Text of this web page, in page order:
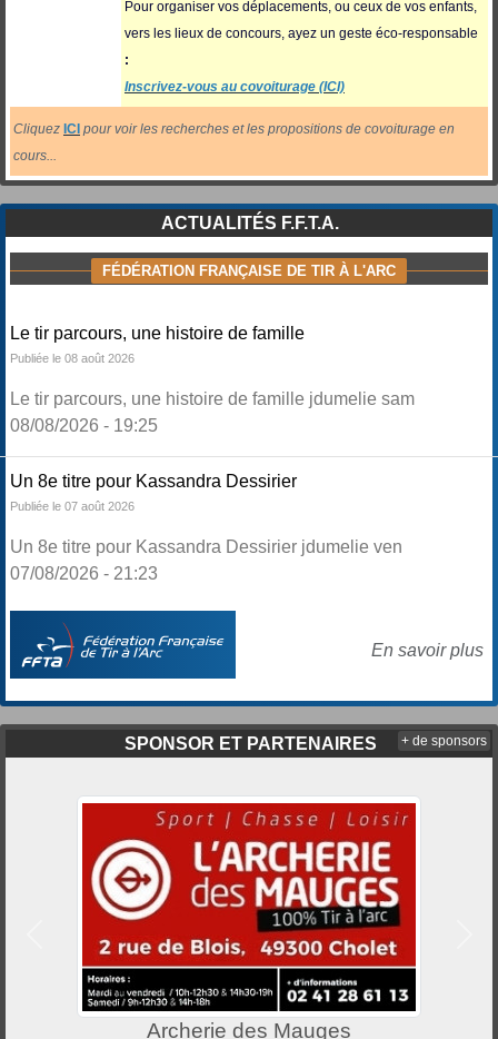
Pour organiser vos déplacements, ou ceux de vos enfants,
vers les lieux de concours, ayez un geste éco-responsable
:
Inscrivez-vous au covoiturage (ICI)
Cliquez ICI pour voir les recherches et les propositions de covoiturage en
cours...
ACTUALITÉS F.F.T.A.
FÉDÉRATION FRANÇAISE DE TIR À L'ARC
Le tir parcours, une histoire de famille
Publiée le 08 août 2026
Le tir parcours, une histoire de famille jdumelie sam
08/08/2026 - 19:25
Un 8e titre pour Kassandra Dessirier
Publiée le 07 août 2026
Un 8e titre pour Kassandra Dessirier jdumelie ven
07/08/2026 - 21:23
En savoir plus
SPONSOR ET PARTENAIRES
Archerie des Mauges
Précedent
+ de sponsors